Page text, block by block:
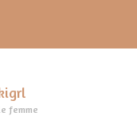
femme